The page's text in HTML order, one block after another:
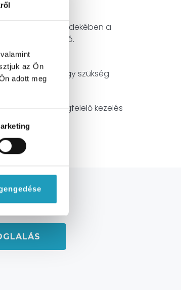
az Ön
adott meg
felismerése érdekében a
információ.
tanácsadás vagy szükség
és a megfelelő kezelés
online